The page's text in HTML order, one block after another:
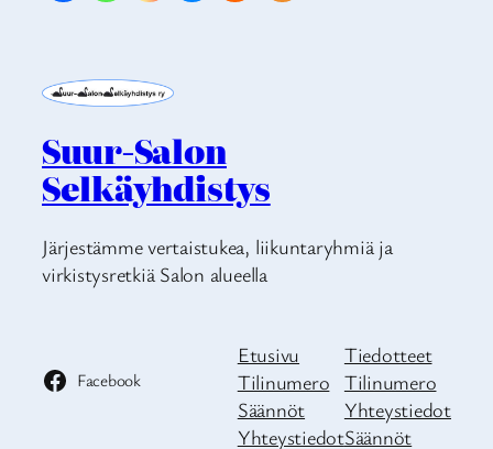
Suur-Salon
Selkäyhdistys
Järjestämme vertaistukea, liikuntaryhmiä ja
virkistysretkiä Salon alueella
Facebook
Etusivu
Tilinumero
Säännöt
Yhteystiedot
Tiedotteet
Tilinumero
Yhteystiedot
Säännöt